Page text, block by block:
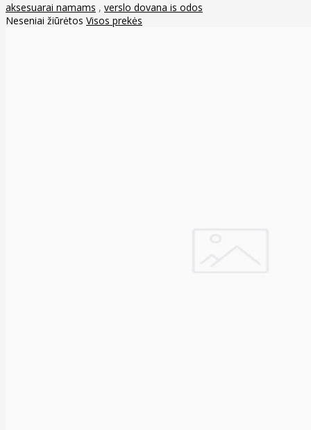
aksesuarai namams , verslo dovana is odos
Neseniai žiūrėtos Visos prekės